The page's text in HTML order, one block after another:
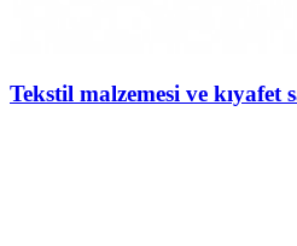
Tekstil malzemesi ve kıyafet